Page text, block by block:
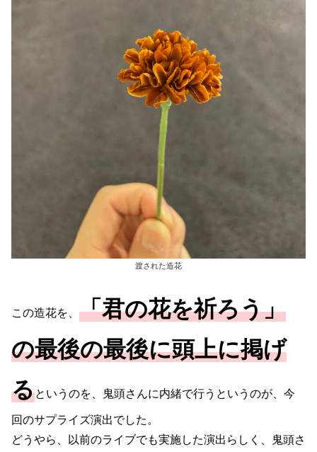
渡された造花
この造花を、 「君の花を祈ろう」
の最後の最後に頭上に掲げ
るというのを、鬼頭さんに内緒で行うというのが、今
回のサプライズ演出でした。
どうやら、以前のライブでも実施した演出らしく、鬼頭さ